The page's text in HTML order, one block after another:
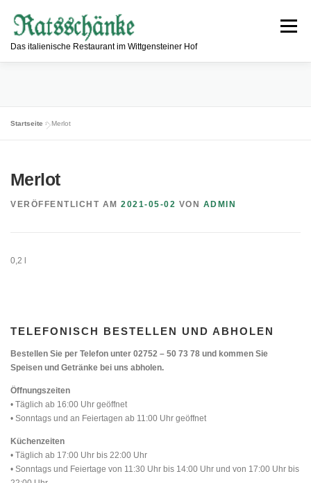
Inhalt
springen
Das italienische Restaurant im Wittgensteiner Hof
Menü
Startseite »Merlot
Merlot
VERÖFFENTLICHT AM 2021-05-02 VON ADMIN
0,2 l
TELEFONISCH BESTELLEN UND ABHOLEN
Bestellen Sie per Telefon unter 02752 – 50 73 78 und kommen Sie
Speisen und Getränke bei uns abholen.
Öffnungszeiten
• Täglich ab 16:00 Uhr geöffnet
• Sonntags und an Feiertagen ab 11:00 Uhr geöffnet
Küchenzeiten
• Täglich ab 17:00 Uhr bis 22:00 Uhr
• Sonntags und Feiertage von 11:30 Uhr bis 14:00 Uhr und von 17:00 Uhr bis